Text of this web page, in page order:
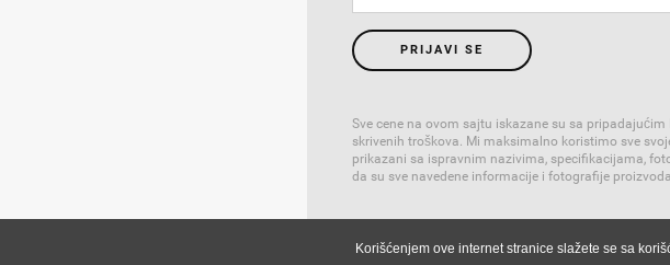
PRIJAVI SE
Sve cene na ovom sajtu iskazane su sa
skrivenih troškova. Mi maksimalno koristimo sve
prikazani sa ispravnim nazivima, specifikacijama,
da su sve navedene informacije i fotografije
Korišćenjem ove internet stranice slažete se sa